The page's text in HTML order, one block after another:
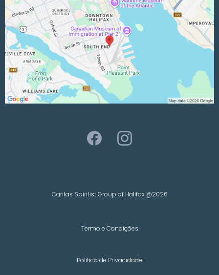
Caritas Spiritist Group of Halifax @2026
Termo e Condições
Política de Privacidade